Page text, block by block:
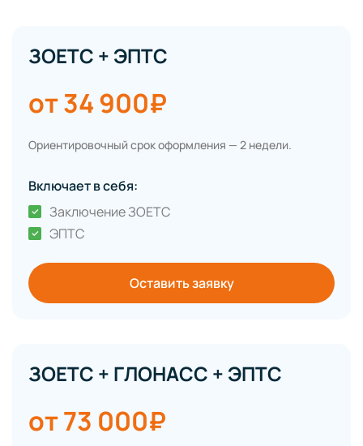
ЗОЕТС + ЭПТС
от 34 900₽
Ориентировочный срок оформления — 2 недели.
Включает в себя:
Заключение ЗОЕТС
ЭПТС
Оставить заявку
ЗОЕТС + ГЛОНАСС + ЭПТС
от 73 000₽